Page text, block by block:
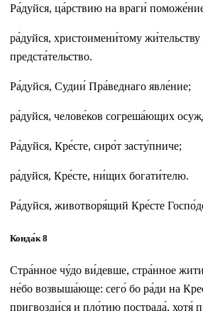
Ра́дуйся, ца́рствию на враги́
ра́дуйся, христоимени́тому
предста́тельство.
Ра́дуйся, Судии́ Пра́веднаго явле́ние;
ра́дуйся, челове́ков согреша́ющих
Ра́дуйся, Кре́сте, сиро́т засту́пниче;
ра́дуйся, Кре́сте, ни́щих богати́телю.
Ра́дуйся, животворя́щий Кре́сте
Конда́к 8
Стра́нное чу́до ви́девше, стра́нное
не́бо возвыша́юще: сего́ бо ра́ди на
пригвозди́ся и пло́тию пострада́, хотя́